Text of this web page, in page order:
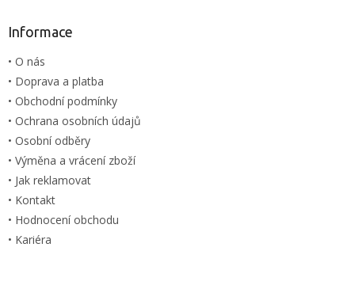
Informace
• O nás
• Doprava a platba
• Obchodní podmínky
• Ochrana osobních údajů
• Osobní odběry
• Výměna a vrácení zboží
• Jak reklamovat
• Kontakt
• Hodnocení obchodu
• Kariéra